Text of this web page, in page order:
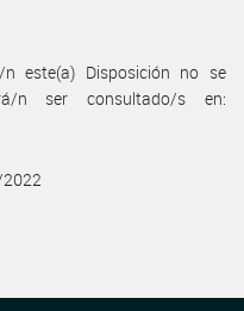
este(a) Disposición no se
n ser consultado/s en: